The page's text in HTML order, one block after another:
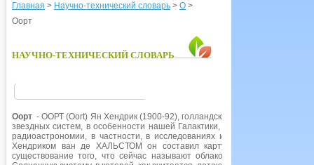
Главная > Научно-технический словарь > О >
Оорт
НАУЧНО-ТЕХНИЧЕСКИЙ СЛОВАРЬ
Оорт - ООРТ (Oort) Ян Хендрик (1900-92), голландский астроном.
звездных систем, в особенности нашей Галактики, вращение которой
радиоастрономии, в частности, в исследованиях излучения
Хендриком ван де ХАЛЬСТОМ он составил карту Галактики на
существование того, что сейчас называют облаком Оорта -